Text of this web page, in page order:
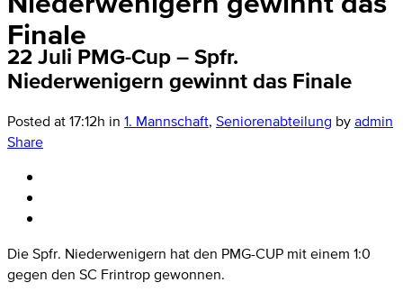
Finale
22 Juli PMG-Cup – Spfr.
Niederwenigern gewinnt das Finale
Posted at 17:12h in 1. Mannschaft, Seniorenabteilung byadmin
Share
Die Spfr. Niederwenigern hat den PMG-CUP mit einem 1:0
gegen den SC Frintrop gewonnen.